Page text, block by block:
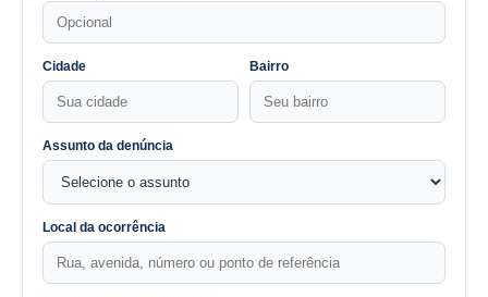
Cidade Bairro
Assunto da denúncia
Local da ocorrência